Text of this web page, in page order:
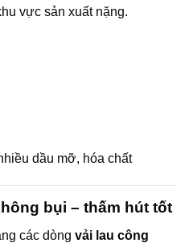
vực sản xuất nặng.
dầu mỡ, hóa chất
bụi – thấm hút tốt
các dòng vải lau công